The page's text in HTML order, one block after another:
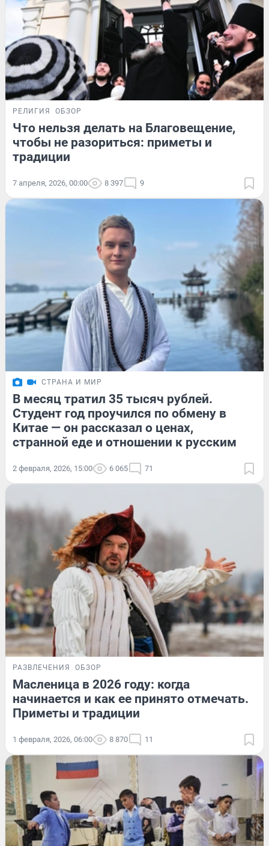
РЕЛИГИЯ ОБЗОР
Что нельзя делать на Благовещение,
чтобы не разориться: приметы и
традиции
7 апреля, 2026, 00:00 8 397 9
СТРАНА И МИР
В месяц тратил 35 тысяч рублей.
Студент год проучился по обмену в
Китае — он рассказал о ценах,
странной еде и отношении к русским
2 февраля, 2026, 15:00 6 065 71
РАЗВЛЕЧЕНИЯ ОБЗОР
Масленица в 2026 году: когда
начинается и как ее принято отмечать.
Приметы и традиции
1 февраля, 2026, 06:00 8 870 11